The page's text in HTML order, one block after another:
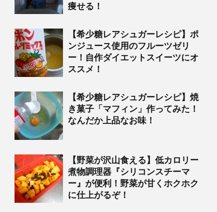
痩せる！
【希少糖レアシュガーレシピ】ポ
ンジュース使用のフルーツゼリ
ー！自作ダイエットスイーツにオ
ススメ！
【希少糖レアシュガーレシピ】焼
き菓子「マフィン」作ってみた！
なんだか上品なお味！
【野菜が沢山食える】低カロリー
煮物調理器『シリコンスチーマ
ー』が便利！野菜が甘くホクホク
に仕上がるぞ！